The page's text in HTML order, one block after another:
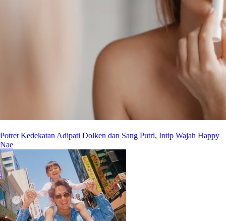
Potret Kedekatan Adipati Dolken dan Sang Putri, Intip Wajah Happy
Nae